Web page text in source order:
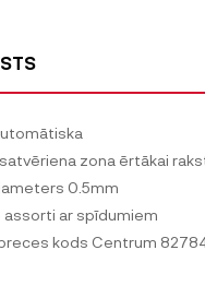
zona ērtākai
0.5mm
assorti ar spīdumiem
kods Centrum